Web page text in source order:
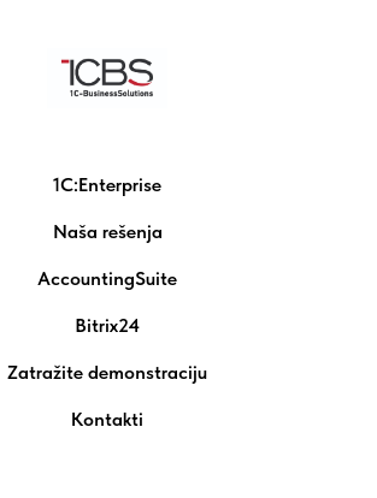
1C:Enterprise
Naša rešenja
AccountingSuite
Bitrix24
Zatražite demonstraciju
Kontakti